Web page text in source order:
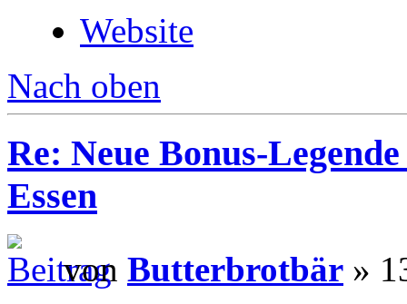
Website
Nach oben
Re: Neue Bonus-
Essen
von Butterbrotbär »